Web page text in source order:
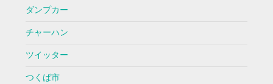
ダンプカー
チャーハン
ツイッター
つくば市